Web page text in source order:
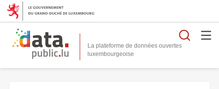
La plateforme de données ouvertes